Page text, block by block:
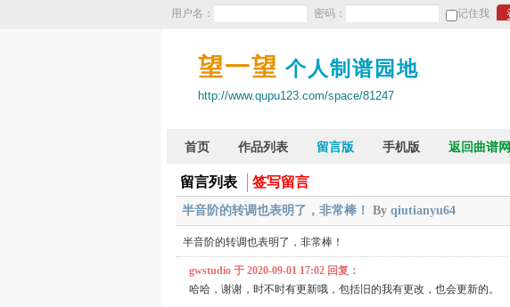
用户名： 密码： 记住我
望一望 个人制谱园地
http://www.qupu123.com/space/81247
首页 作品列表 留言版 手机版 返回曲谱网
签写留言
留言列表
半音阶的转调也表明了，非常棒！ By qiutianyu64
半音阶的转调也表明了，非常棒！
gwstudio 于 2020-09-01 17:02 回复：
哈哈，谢谢，时不时有更新哦，包括旧的我有更改，也会更新的。